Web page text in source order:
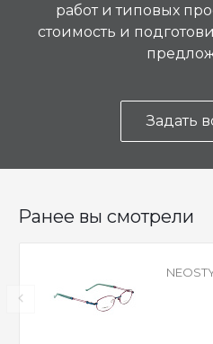
работ и типовых
стоимость и
Задать
Ранее вы смотрели